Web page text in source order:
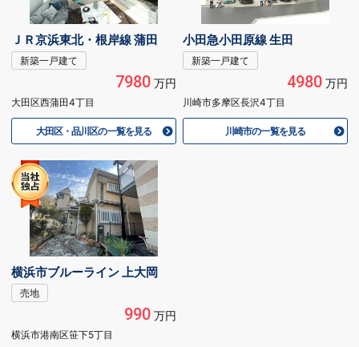
ＪＲ京浜東北・根岸線 蒲田
新築一戸建て
7980万円
大田区西蒲田4丁目
大田区・品川区の一覧を見る
小田急小田原線 生田
新築一戸建て
4980万円
川崎市多摩区長沢4丁目
川崎市の一覧を見る
横浜市ブルーライン 上大岡
売地
990万円
横浜市港南区笹下5丁目